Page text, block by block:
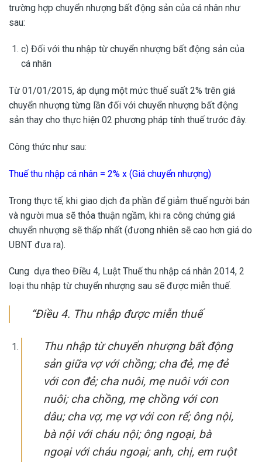
trường hợp chuyển nhượng bất động sản của cá nhân như
sau:
c) Đối với thu nhập từ chuyển nhượng bất động sản của
cá nhân
Từ 01/01/2015, áp dụng một mức thuế suất 2% trên giá
chuyển nhượng từng lần đối với chuyển nhượng bất động
sản thay cho thực hiện 02 phương pháp tính thuế trước đây.
Công thức như sau:
Thuế thu nhập cá nhân = 2% x (Giá chuyển nhượng)
Trong thực tế, khi giao dịch đa phần để giảm thuế người bán
và người mua sẽ thỏa thuận ngầm, khi ra công chứng giá
chuyển nhượng sẽ thấp nhất (đương nhiên sẽ cao hơn giá do
UBNT đưa ra).
Cung dựa theo Điều 4, Luật Thuế thu nhập cá nhân 2014, 2
loại thu nhập từ chuyển nhượng sau sẽ được miễn thuế.
“Điều 4. Thu nhập được miễn thuế
Thu nhập từ chuyển nhượng bất động
sản giữa vợ với chồng; cha đẻ, mẹ đẻ
với con đẻ; cha nuôi, mẹ nuôi với con
nuôi; cha chồng, mẹ chồng với con
dâu; cha vợ, mẹ vợ với con rể; ông nội,
bà nội với cháu nội; ông ngoại, bà
ngoại với cháu ngoại; anh, chị, em ruột